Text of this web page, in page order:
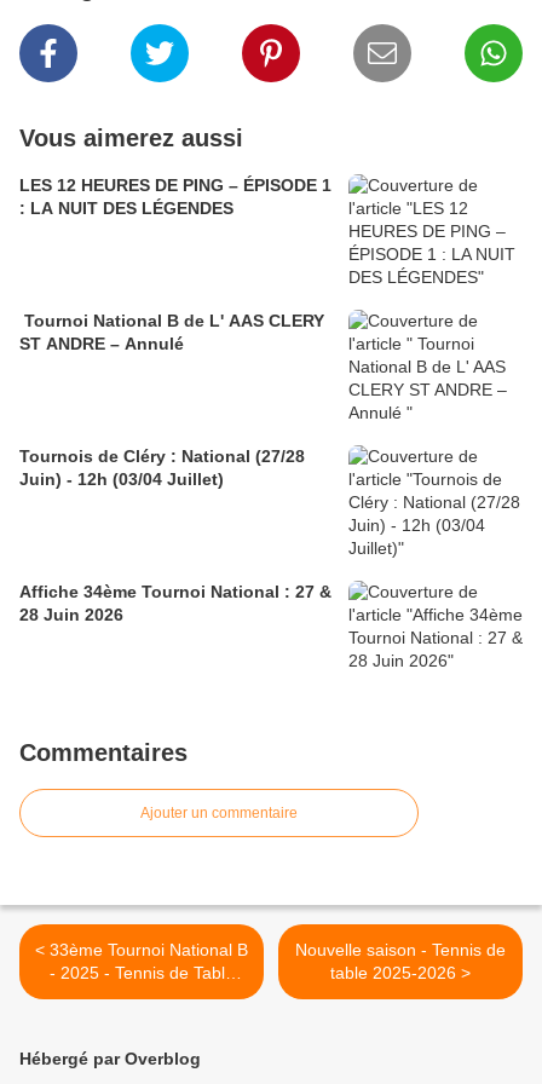
Vous aimerez aussi
LES 12 HEURES DE PING – ÉPISODE 1
: LA NUIT DES LÉGENDES
Tournoi National B de L' AAS CLERY
ST ANDRE – Annulé
Tournois de Cléry : National (27/28
Juin) - 12h (03/04 Juillet)
Affiche 34ème Tournoi National : 27 &
28 Juin 2026
Commentaires
Ajouter un commentaire
< 33ème Tournoi National B
- 2025 - Tennis de Table
CLERY
Nouvelle saison - Tennis de
table 2025-2026 >
Hébergé par Overblog